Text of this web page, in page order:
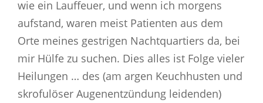
wie ein Lauffeuer, und wenn ich morgens
aufstand, waren meist Patienten aus dem
Orte meines gestrigen Nachtquartiers da, bei
mir Hülfe zu suchen. Dies alles ist Folge vieler
Heilungen … des (am argen Keuchhusten und
skrofulöser Augenentzündung leidenden)